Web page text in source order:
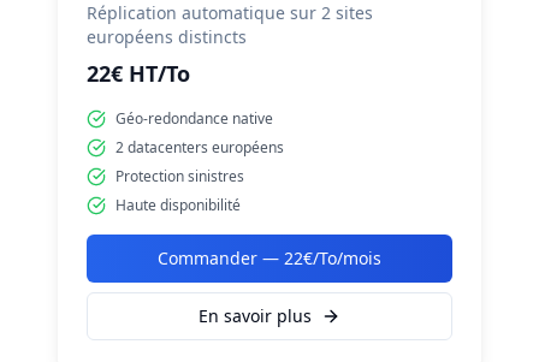
Réplication automatique sur 2 sites
européens distincts
22€ HT/To
Géo-redondance native
2 datacenters européens
Protection sinistres
Haute disponibilité
Commander — 22€/To/mois
En savoir plus